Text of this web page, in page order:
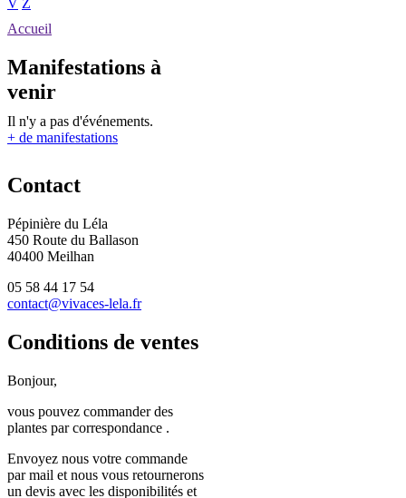
V Z
Accueil
Manifestations à
venir
Il n'y a pas d'événements.
+ de manifestations
Contact
Pépinière du Léla
450 Route du Ballason
40400 Meilhan
05 58 44 17 54
contact@vivaces-lela.fr
Conditions de ventes
Bonjour,
vous pouvez commander des
plantes par correspondance .
Envoyez nous votre commande
par mail et nous vous retournerons
un devis avec les disponibilités et